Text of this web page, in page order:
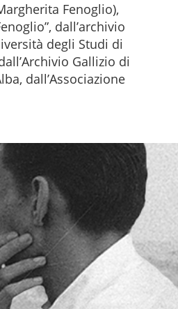
Fenoglio),
dall’archivio
degli Studi di
Gallizio di
dall’Associazione